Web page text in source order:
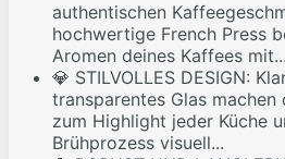
authentischen
hochwertige French Press
Aromen deines Kaffees mit...
💎 STILVOLLES DESIGN:
transparentes Glas
zum Highlight jeder Küche
Brühprozess visuell...